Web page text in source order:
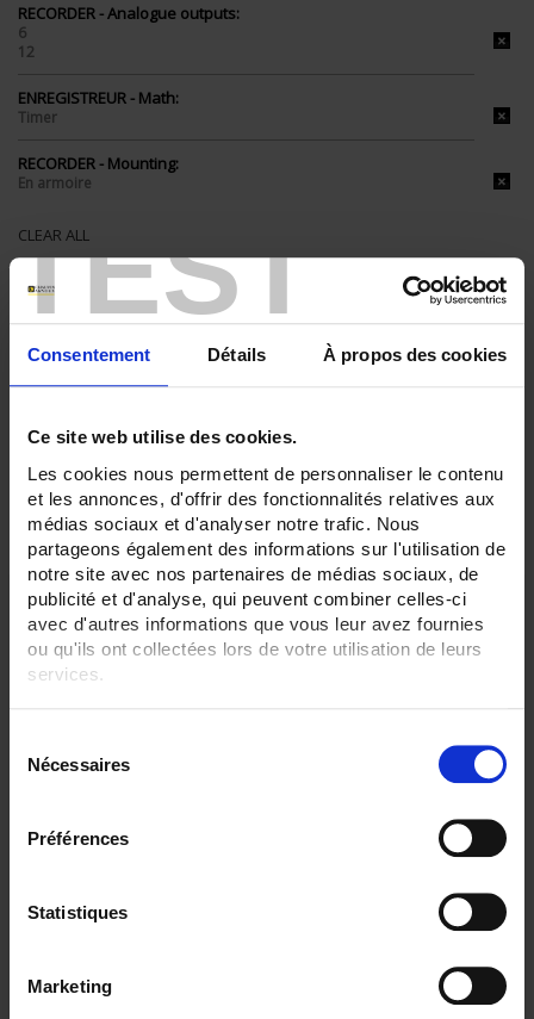
TEST
Consentement Détails À propos des cookies
Ce site web utilise des cookies.
Les cookies nous permettent de personnaliser le contenu
et les annonces, d'offrir des fonctionnalités relatives aux
médias sociaux et d'analyser notre trafic. Nous
partageons également des informations sur l'utilisation de
notre site avec nos partenaires de médias sociaux, de
publicité et d'analyse, qui peuvent combiner celles-ci
avec d'autres informations que vous leur avez fournies
ou qu'ils ont collectées lors de votre utilisation de leurs
services.
Nécessaires
Préférences
Statistiques
Marketing
RECORDER - Analogue outputs:
6
12
ENREGISTREUR - Math:
Timer
RECORDER - Mounting:
En armoire
CLEAR ALL
Shop By
Sort By Set Descending Direction
3 item(s) Show
- 3 and 6 channels, 24 external channels - 4.3" TFT screen